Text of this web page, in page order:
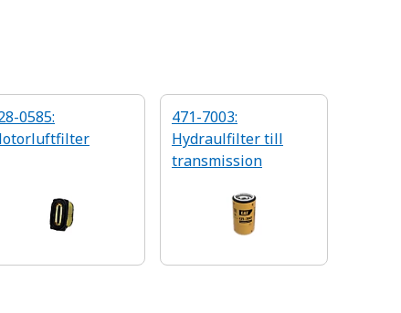
0585:
471-7003:
Hydraulfilter till
transmission